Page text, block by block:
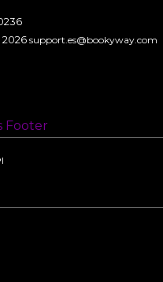
support.es@bookyway.com
Footer